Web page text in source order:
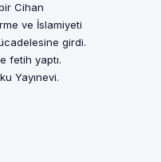
Cihan
ve İslamiyeti
girdi.
fetih yaptı.
Yayınevi.